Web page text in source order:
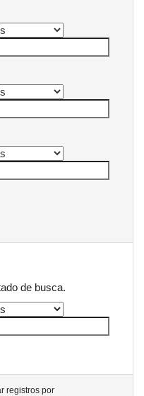
de busca.
registros por